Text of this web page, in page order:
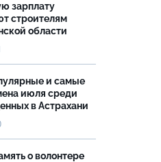
зарплату
строителям
области
и самые
июля среди
в Астрахани
о волонтере